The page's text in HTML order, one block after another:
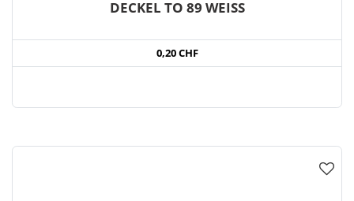
DECKEL TO 89 WEISS
0,20 CHF